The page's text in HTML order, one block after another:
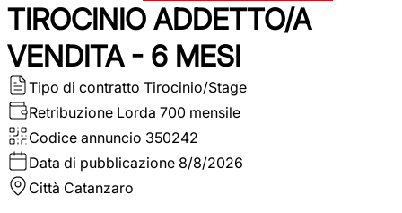
TIROCINIO ADDETTO/A
VENDITA - 6 MESI
Tipo di contratto Tirocinio/Stage
Retribuzione Lorda 700 mensile
Codice annuncio 350242
Data di pubblicazione 8/8/2026
Città Catanzaro